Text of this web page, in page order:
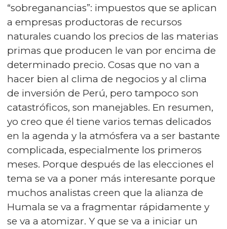
“sobreganancias”: impuestos que se aplican
a empresas productoras de recursos
naturales cuando los precios de las materias
primas que producen le van por encima de
determinado precio. Cosas que no van a
hacer bien al clima de negocios y al clima
de inversión de Perú, pero tampoco son
catastróficos, son manejables. En resumen,
yo creo que él tiene varios temas delicados
en la agenda y la atmósfera va a ser bastante
complicada, especialmente los primeros
meses. Porque después de las elecciones el
tema se va a poner más interesante porque
muchos analistas creen que la alianza de
Humala se va a fragmentar rápidamente y
se va a atomizar. Y que se va a iniciar un